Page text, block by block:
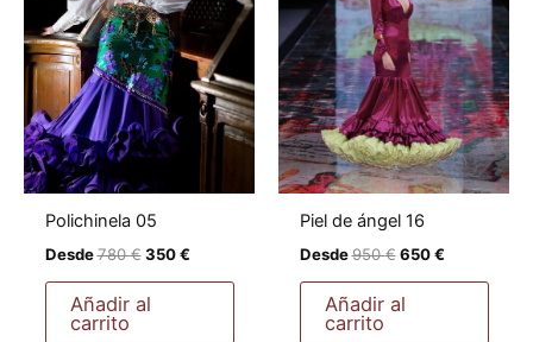
Polichinela 05
Desde780€ El
original
era:
350€El
Añadir al
carrito
Piel de ángel 16
Desde950€ El
original
era:
650€El
Añadir al
carrito